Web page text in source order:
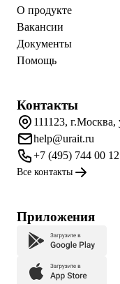
О продукте
Вакансии
Документы
Помощь
Контакты
111123,
help@urait.ru
+7 (495) 744 00 12
Все контакты
Приложения